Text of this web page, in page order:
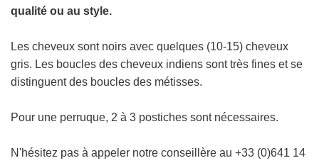
qualité ou au style.
Les cheveux sont noirs avec quelques (10-15) cheveux
gris. Les boucles des cheveux indiens sont très fines et se
distinguent des boucles des métisses.
Pour une perruque, 2 à 3 postiches sont nécessaires.
N'hésitez pas à appeler notre conseillère au +33 (0)641 14